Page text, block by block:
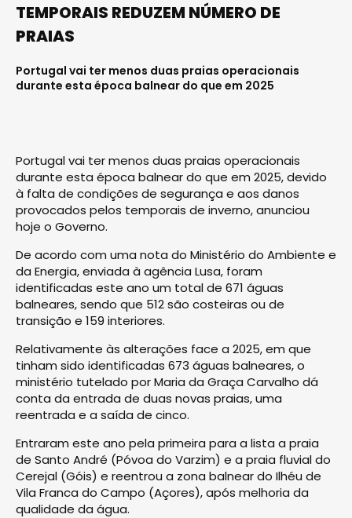
TEMPORAIS REDUZEM NÚMERO DE
PRAIAS
Portugal vai ter menos duas praias operacionais
durante esta época balnear do que em 2025
Portugal vai ter menos duas praias operacionais
durante esta época balnear do que em 2025, devido
à falta de condições de segurança e aos danos
provocados pelos temporais de inverno, anunciou
hoje o Governo.
De acordo com uma nota do Ministério do Ambiente e
da Energia, enviada à agência Lusa, foram
identificadas este ano um total de 671 águas
balneares, sendo que 512 são costeiras ou de
transição e 159 interiores.
Relativamente às alterações face a 2025, em que
tinham sido identificadas 673 águas balneares, o
ministério tutelado por Maria da Graça Carvalho dá
conta da entrada de duas novas praias, uma
reentrada e a saída de cinco.
Entraram este ano pela primeira para a lista a praia
de Santo André (Póvoa do Varzim) e a praia fluvial do
Cerejal (Góis) e reentrou a zona balnear do Ilhéu de
Vila Franca do Campo (Açores), após melhoria da
qualidade da água.